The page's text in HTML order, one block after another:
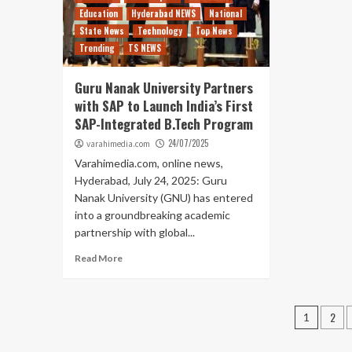
Education
Hyderabad NEWS
National
State News
Technology
Top News
Trending
TS NEWS
Guru Nanak University Partners
with SAP to Launch India’s First
SAP-Integrated B.Tech Program
varahimedia.com 24/07/2025
Varahimedia.com, online news,
Hyderabad, July 24, 2025: Guru
Nanak University (GNU) has entered
into a groundbreaking academic
partnership with global...
Read More
Posts
1 2